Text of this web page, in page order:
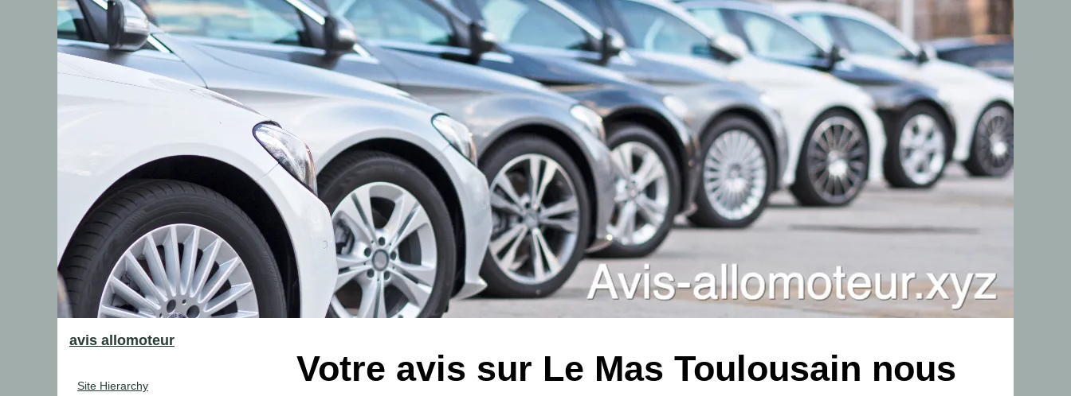
Votre avis sur Le Mas Toulousain nous
avis allomoteur
Site Hierarchy